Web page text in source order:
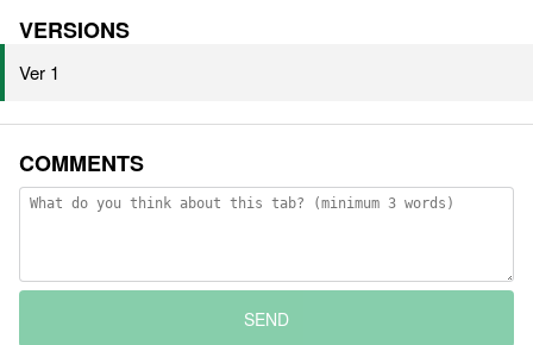
VERSIONS
Ver 1
COMMENTS
SEND